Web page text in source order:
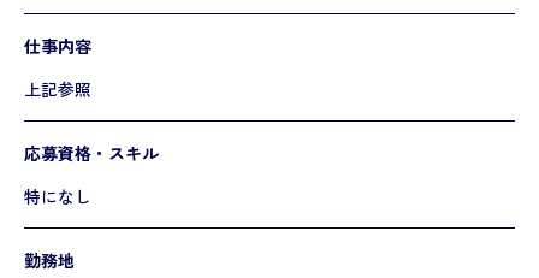
仕事内容
上記参照
応募資格・スキル
特になし
勤務地